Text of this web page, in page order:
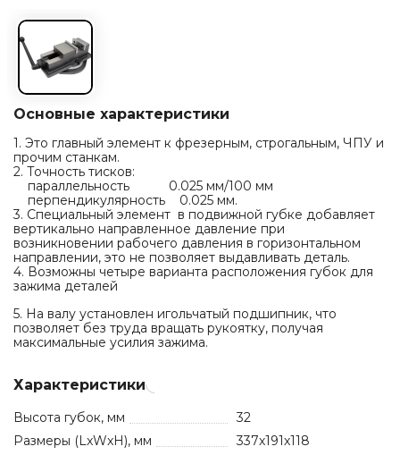
Основные характеристики
1. Это главный элемент к фрезерным, строгальным, ЧПУ и
прочим станкам.
2. Точность тисков:
параллельность 0.025 мм/100 мм
перпендикулярность 0.025 мм.
3. Специальный элемент в подвижной губке добавляет
вертикально направленное давление при
возникновении рабочего давления в горизонтальном
направлении, это не позволяет выдавливать деталь.
4. Возможны четыре варианта расположения губок для
зажима деталей
5. На валу установлен игольчатый подшипник, что
позволяет без труда вращать рукоятку, получая
максимальные усилия зажима.
Характеристики
Высота губок, мм
32
Размеры (LxWxH), мм
337х191х118